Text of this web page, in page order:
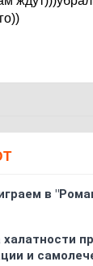
в
халатности
и